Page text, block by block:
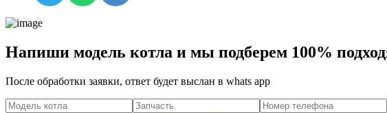
Напиши модель котла и мы подберем 100%
После обработки заявки, ответ будет выслан в whats app